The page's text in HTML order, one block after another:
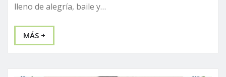
lleno de alegría, baile y…
MÁS +